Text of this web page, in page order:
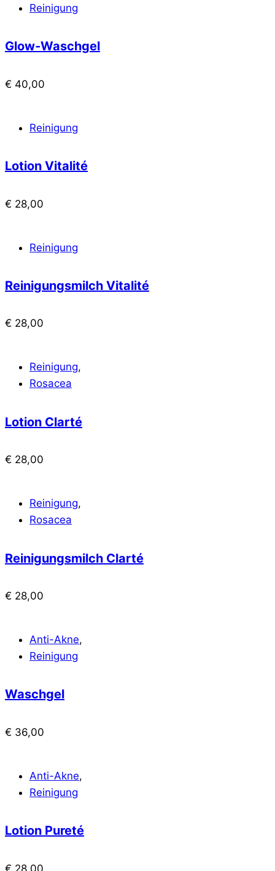
Reinigung
Glow-Waschgel
€ 40,00
Reinigung
Lotion Vitalité
€ 28,00
Reinigung
Reinigungsmilch Vitalité
€ 28,00
Reinigung,
Rosacea
Lotion Clarté
€ 28,00
Reinigung,
Rosacea
Reinigungsmilch Clarté
€ 28,00
Anti-Akne,
Reinigung
Waschgel
€ 36,00
Anti-Akne,
Reinigung
Lotion Pureté
€ 28,00